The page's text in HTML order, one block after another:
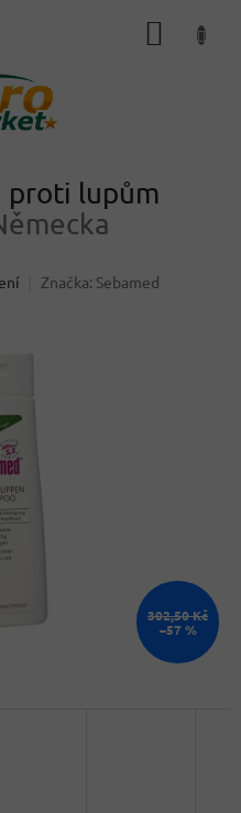
proti lupům
Značka: Sebamed
302,50 Kč
–57 %